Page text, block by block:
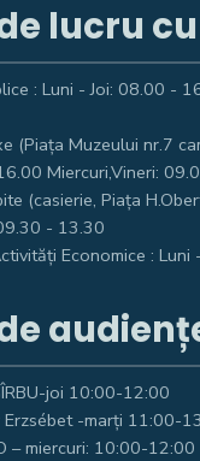
lucru
: Luni - Joi: 08.00 -
(Piața Muzeului nr.7
Miercuri,Vineri:
(casierie, Piața
- 13.30
Economice :
joi 10:00-12:00
Erzsébet -marți 11:00-
– miercuri: 10:00-12:00